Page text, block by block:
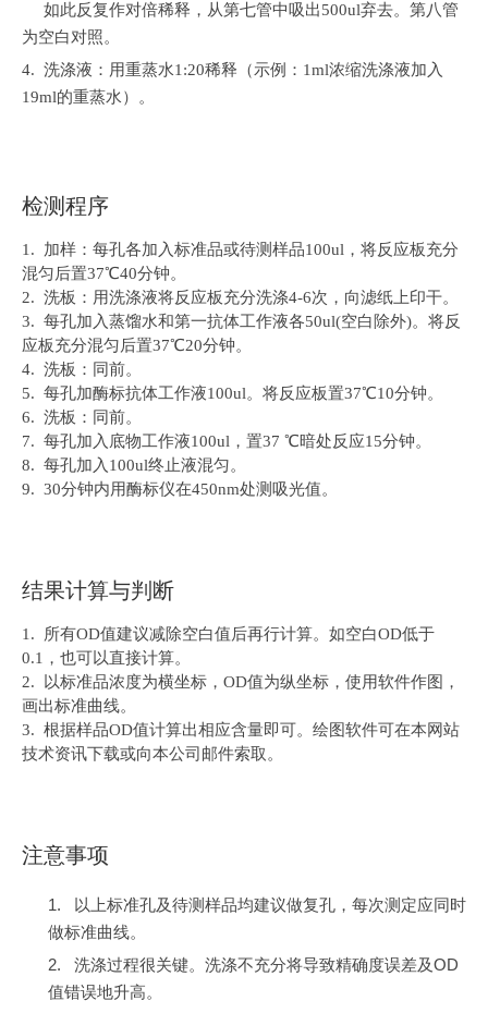
如此反复作对倍稀释，从第七管中吸出500ul弃去。第八管
为空白对照。
4. 洗涤液：用重蒸水1:20稀释（示例：1ml浓缩洗涤液加入
19ml的重蒸水）。
检测程序
1. 加样：每孔各加入标准品或待测样品100ul，将反应板充分
混匀后置37℃40分钟。
2. 洗板：用洗涤液将反应板充分洗涤4-6次，向滤纸上印干。
3. 每孔加入蒸馏水和第一抗体工作液各50ul(空白除外)。将反
应板充分混匀后置37℃20分钟。
4. 洗板：同前。
5. 每孔加酶标抗体工作液100ul。将反应板置37℃10分钟。
6. 洗板：同前。
7. 每孔加入底物工作液100ul，置37 ℃暗处反应15分钟。
8. 每孔加入100ul终止液混匀。
9. 30分钟内用酶标仪在450nm处测吸光值。
结果计算与判断
1.
所有OD值建议减除空白值后再行计算。如空白OD低于
0.1，也可以直接计算。
2.
以标准品浓度为横坐标，OD值为纵坐标，使用软件作图，
画出标准曲线。
3. 根据样品OD值计算出相应含量即可。绘图软件可在本网站
技术资讯下载或向本公司邮件索取。
注意事项
1.
以上标准孔及待测样品均建议做复孔，每次测定应同时
做标准曲线。
2. 洗涤过程很关键。洗涤不充分将导致精确度误差及OD
值错误地升高。